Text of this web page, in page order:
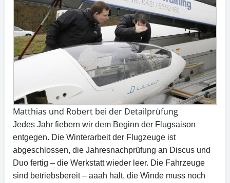
Matthias und Robert bei der Detailprüfung
Jedes Jahr fiebern wir dem Beginn der Flugsaison
entgegen. Die Winterarbeit der Flugzeuge ist
abgeschlossen, die Jahresnachprüfung an Discus und
Duo fertig – die Werkstatt wieder leer. Die Fahrzeuge
sind betriebsbereit – aaah halt, die Winde muss noch